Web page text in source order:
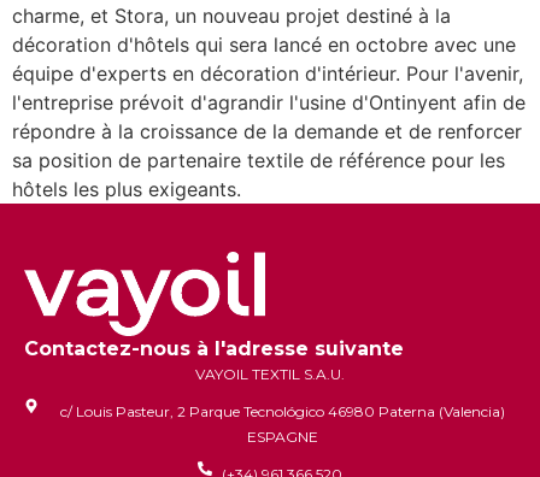
charme, et Stora, un nouveau projet destiné à la
décoration d'hôtels qui sera lancé en octobre avec une
équipe d'experts en décoration d'intérieur. Pour l'avenir,
l'entreprise prévoit d'agrandir l'usine d'Ontinyent afin de
répondre à la croissance de la demande et de renforcer
sa position de partenaire textile de référence pour les
hôtels les plus exigeants.
Contactez-nous à l'adresse suivante
VAYOIL TEXTIL S.A.U.
c/ Louis Pasteur, 2 Parque Tecnológico 46980 Paterna (Valencia)
ESPAGNE